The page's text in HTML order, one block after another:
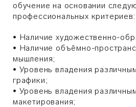
обучение на основании
профессиональных критериев:
• Наличие художественно-
• Наличие объёмно-
мышления;
• Уровень владения
графики;
• Уровень владения
макетирования;